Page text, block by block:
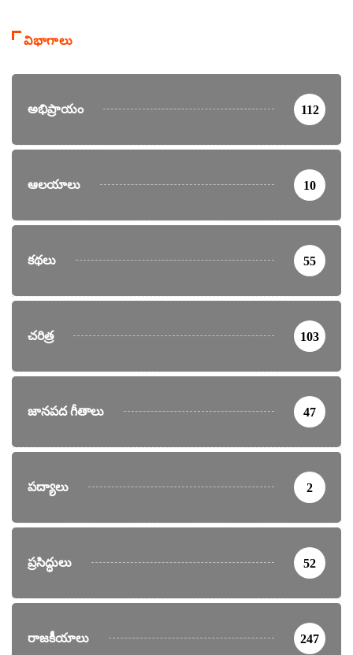
విభాగాలు
అభిప్రాయం 112
ఆలయాలు 10
కథలు 55
చరిత్ర 103
జానపద గీతాలు 47
పద్యాలు 2
ప్రసిద్ధులు 52
రాజకీయాలు 247